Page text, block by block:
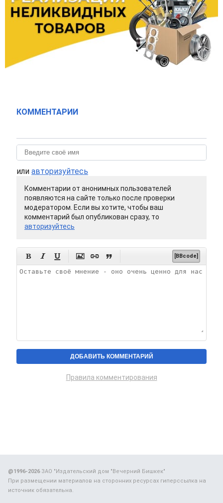
КОММЕНТАРИИ
или авторизуйтесь
Комментарии от анонимных пользователей
появляются на сайте только после проверки
модератором. Если вы хотите, чтобы ваш
комментарий был опубликован сразу, то
авторизуйтесь
      [BBcode]
Правила комментирования
@1996-2026ЗАО "Издательский дом "Вечерний Бишкек"
При размещении материалов на сторонних ресурсах гиперссылка на
источник обязательна.